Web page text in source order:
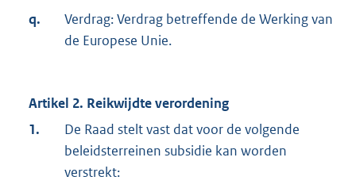
q.
Verdrag: Verdrag betreffende de Werking van
de Europese Unie.
Artikel 2. Reikwijdte verordening
1.
De Raad stelt vast dat voor de volgende
beleidsterreinen subsidie kan worden
verstrekt: